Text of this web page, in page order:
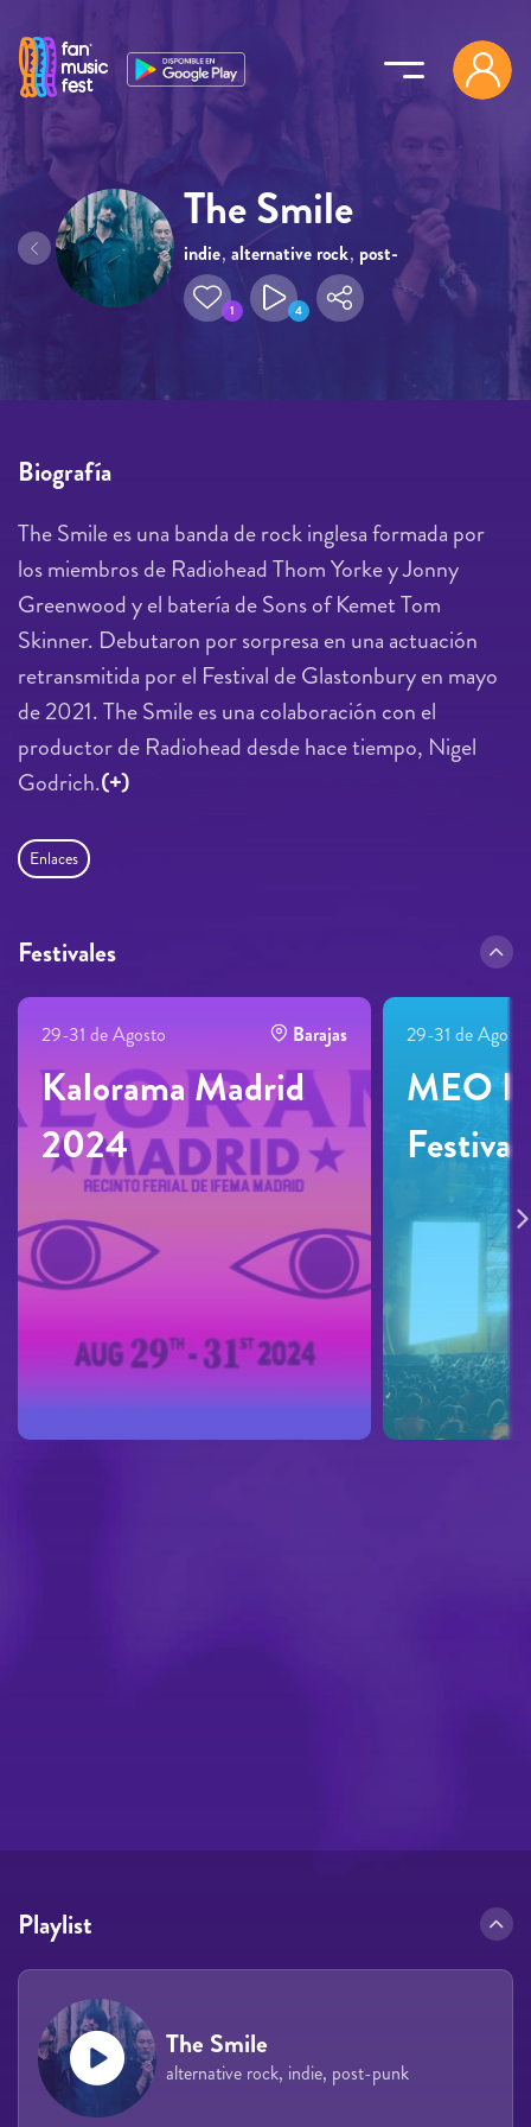
The Smile
indie, alternative rock, post-
punk
1 4
Biografía
The Smile es una banda de rock inglesa formada por
los miembros de Radiohead Thom Yorke y Jonny
Greenwood y el batería de Sons of Kemet Tom
Skinner. Debutaron por sorpresa en una actuación
retransmitida por el Festival de Glastonbury en mayo
de 2021. The Smile es una colaboración con el
productor de Radiohead desde hace tiempo, Nigel
Godrich.(+)
Enlaces
Festivales
29-31 de Agosto Barajas
Kalorama Madrid
2024
29-31 de Agosto
MEO
Playlist
The Smile
alternative rock, indie, post-punk